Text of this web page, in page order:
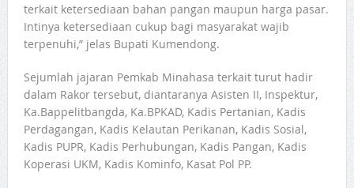
terkait ketersediaan bahan pangan maupun harga pasar.
Intinya ketersediaan cukup bagi masyarakat wajib
terpenuhi,” jelas Bupati Kumendong.
Sejumlah jajaran Pemkab Minahasa terkait turut hadir
dalam Rakor tersebut, diantaranya Asisten II, Inspektur,
Ka.Bappelitbangda, Ka.BPKAD, Kadis Pertanian, Kadis
Perdagangan, Kadis Kelautan Perikanan, Kadis Sosial,
Kadis PUPR, Kadis Perhubungan, Kadis Pangan, Kadis
Koperasi UKM, Kadis Kominfo, Kasat Pol PP.